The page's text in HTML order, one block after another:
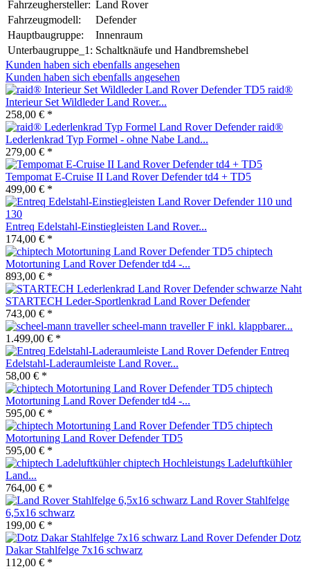
Fahrzeughersteller: Land Rover
Fahrzeugmodell:
Defender
Hauptbaugruppe:
Innenraum
Unterbaugruppe_1: Schaltknäufe und Handbremshebel
Kunden haben sich ebenfalls angesehen
Kunden haben sich ebenfalls angesehen
raid®
Interieur Set Wildleder Land Rover...
258,00 € *
raid®
Lederlenkrad Typ Formel - ohne Nabe Land...
279,00 € *
Tempomat E-Cruise II Land Rover Defender td4 + TD5
499,00 € *
Entreq Edelstahl-Einstiegleisten Land Rover...
174,00 € *
chiptech
Motortuning Land Rover Defender td4 -...
893,00 € *
STARTECH Leder-Sportlenkrad Land Rover Defender
743,00 € *
scheel-mann traveller F inkl. klappbarer...
1.499,00 € *
Entreq
Edelstahl-Laderaumleiste Land Rover...
58,00 € *
chiptech
Motortuning Land Rover Defender td4 -...
595,00 € *
chiptech
Motortuning Land Rover Defender TD5
595,00 € *
chiptech Hochleistungs Ladeluftkühler
Land...
764,00 € *
Land Rover Stahlfelge
6,5x16 schwarz
199,00 € *
Dotz
Dakar Stahlfelge 7x16 schwarz
112,00 € *